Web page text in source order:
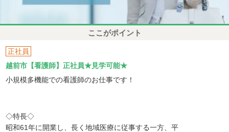
ここがポイント
正社員
越前市【看護師】正社員★見学可能★
小規模多機能での看護師のお仕事です！
◇特長◇
昭和61年に開業し、長く地域医療に従事する一方、平